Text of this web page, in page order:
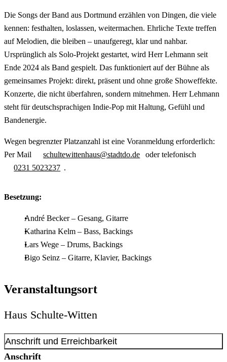
Die Songs der Band aus Dortmund erzählen von Dingen, die viele
kennen: festhalten, loslassen, weitermachen. Ehrliche Texte treffen
auf Melodien, die bleiben – unaufgeregt, klar und nahbar.
Ursprünglich als Solo-Projekt gestartet, wird Herr Lehmann seit
Ende 2024 als Band gespielt. Das funktioniert auf der Bühne als
gemeinsames Projekt: direkt, präsent und ohne große Showeffekte.
Konzerte, die nicht überfahren, sondern mitnehmen. Herr Lehmann
steht für deutschsprachigen Indie-Pop mit Haltung, Gefühl und
Bandenergie.
Wegen begrenzter Platzanzahl ist eine Voranmeldung erforderlich:
Per Mail
schultewittenhaus@stadtdo.de
oder telefonisch
0231 5023237 .
Besetzung:
André Becker – Gesang, Gitarre
Katharina Kelm – Bass, Backings
Lars Wege – Drums, Backings
Bigo Seinz – Gitarre, Klavier, Backings
Veranstaltungsort
Haus Schulte-Witten
Anschrift und Erreichbarkeit
Anschrift